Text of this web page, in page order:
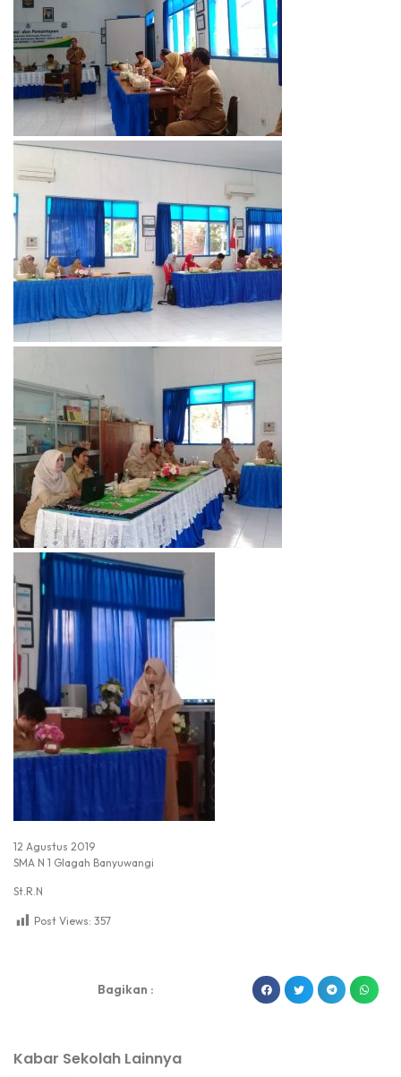
12 Agustus 2019
SMA N 1 Glagah Banyuwangi
St.R.N
Post Views: 357
Bagikan :
Kabar Sekolah Lainnya